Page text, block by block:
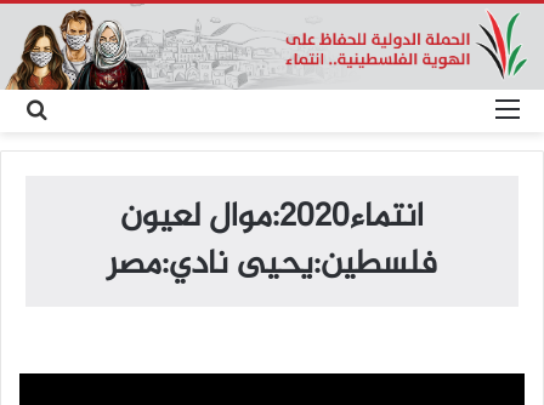
عن
انتماء2020:موال لعيون
فلسطين:يحيى نادي:مصر